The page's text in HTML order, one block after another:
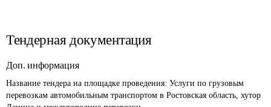
Тендерная документация
Доп. информация
Название тендера на площадке проведения: Услуги по грузовым
перевозкам автомобильным транспортом в Ростовская область, хутор